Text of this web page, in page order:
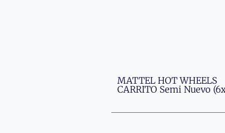
MATTEL HOT WHEELS
CARRITO Semi Nuevo